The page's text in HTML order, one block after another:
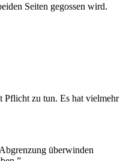
Seiten gegossen wird.
Pflicht zu tun. Es hat vielmehr
überwinden